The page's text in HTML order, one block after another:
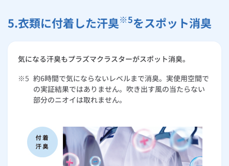
5.衣類に付着した汗臭※5をスポット消臭
気になる汗臭もプラズマクラスターがスポット消臭。
※5 約6時間で気にならないレベルまで消臭。実使用空間で
の実証結果ではありません。吹き出す風の当たらない
部分のニオイは取れません。